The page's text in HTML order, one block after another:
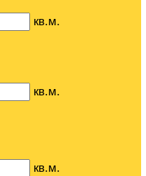
кв.м.
кв.м.
кв.м.